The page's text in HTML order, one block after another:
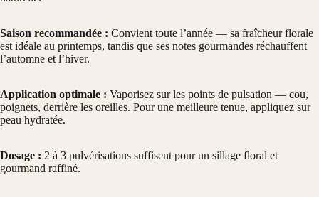
Saison recommandée : Convient toute l’année — sa fraîcheur florale
est idéale au printemps, tandis que ses notes gourmandes réchauffent
l’automne et l’hiver.
Application optimale : Vaporisez sur les points de pulsation — cou,
poignets, derrière les oreilles. Pour une meilleure tenue, appliquez sur
peau hydratée.
Dosage : 2 à 3 pulvérisations suffisent pour un sillage floral et
gourmand raffiné.